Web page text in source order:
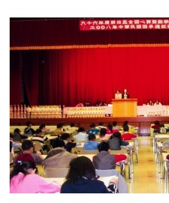
國、馬來西亞等海內外學子共800多人參
識，讓學子們知道如何從失敗中再接再厲
虛，明白『人外有人，天外有天』，『強